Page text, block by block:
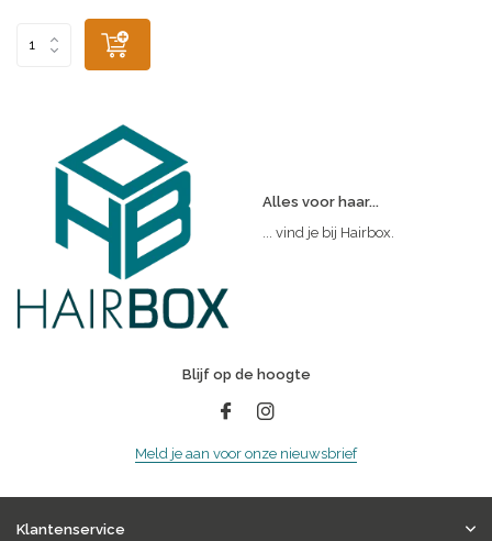
Alles voor haar...
... vind je bij Hairbox.
Blijf op de hoogte
Meld je aan voor onze nieuwsbrief
Klantenservice